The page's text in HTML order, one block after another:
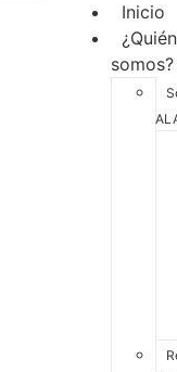
Inicio
somos?